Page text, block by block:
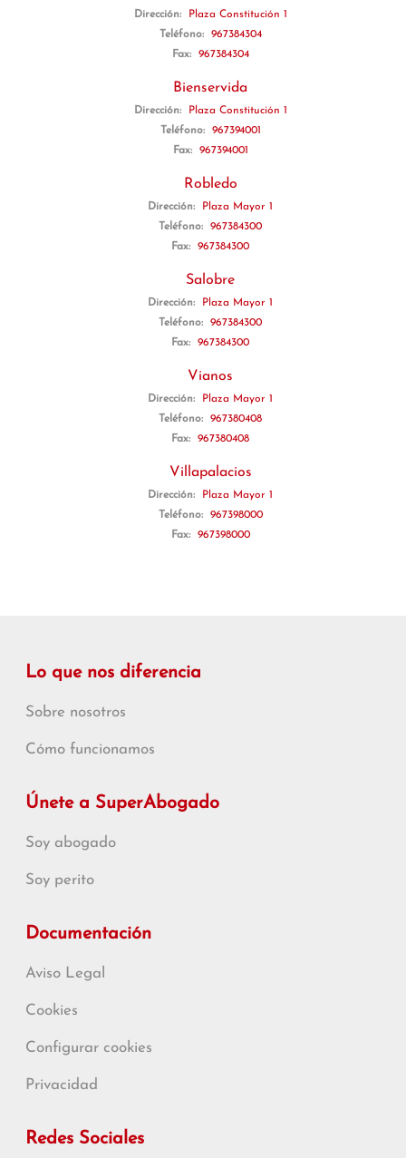
Dirección:
Plaza Constitución 1
Teléfono:
967384304
Fax:
967384304
Bienservida
Dirección:
Plaza Constitución 1
Teléfono:
967394001
Fax:
967394001
Robledo
Dirección:
Plaza Mayor 1
Teléfono:
967384300
Fax:
967384300
Salobre
Dirección:
Plaza Mayor 1
Teléfono:
967384300
Fax:
967384300
Vianos
Dirección:
Plaza Mayor 1
Teléfono:
967380408
Fax:
967380408
Villapalacios
Dirección:
Plaza Mayor 1
Teléfono:
967398000
Fax:
967398000
Lo que nos diferencia
Sobre nosotros
Cómo funcionamos
Únete a SuperAbogado
Soy abogado
Soy perito
Documentación
Aviso Legal
Cookies
Configurar cookies
Privacidad
Redes Sociales